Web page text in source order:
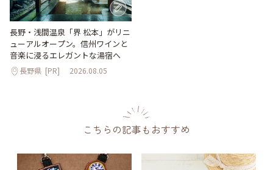
長野・浅間温泉「界 松本」がリニ
ューアルオープン。信州ワインと
音楽に浸るエレガントな湯宿へ
長野県 [PR] 2026.08.05
こちらの記事もおすすめ